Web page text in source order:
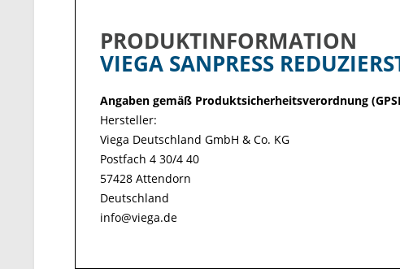
PRODUKTINFORMATION
VIEGA SANPRESS
Angaben gemäß Produktsicherheitsverordnung
Hersteller:
Viega Deutschland GmbH & Co. KG
Postfach 4 30/4 40
57428 Attendorn
Deutschland
info@viega.de